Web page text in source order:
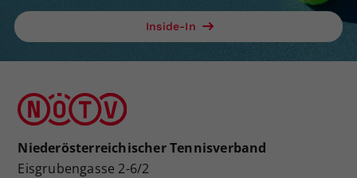
Inside-In
Niederösterreichischer Tennisverband
Eisgrubengasse 2-6/2